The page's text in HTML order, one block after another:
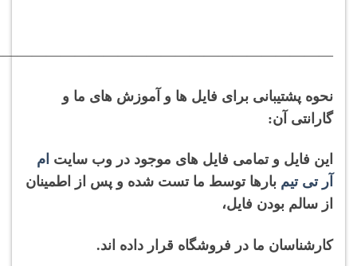
نحوه پشتیبانی برای فایل ها و آموزش های ما و
گارانتی آن:
این فایل و تمامی فایل های موجود در وب سایت ام
آر تی تیم بارها توسط ما تست شده و پس از اطمینان
از سالم بودن فایل،
کارشناسان ما در فروشگاه قرار داده اند.